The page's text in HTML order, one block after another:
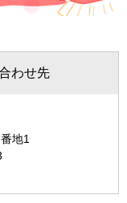
わせ先
地1